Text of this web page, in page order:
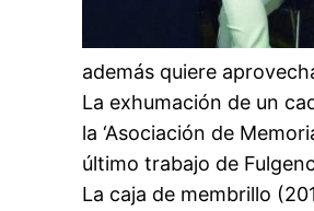
además quiere
La exhumación de un
la ‘Asociación de
último trabajo de
La caja de membrillo